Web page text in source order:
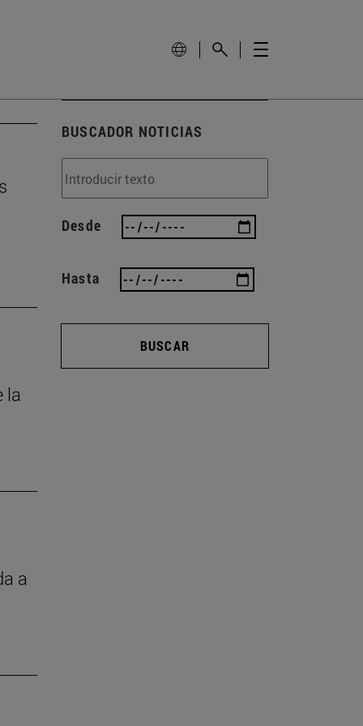
la
a
BUSCADOR NOTICIAS
Desde
Hasta
BUSCAR